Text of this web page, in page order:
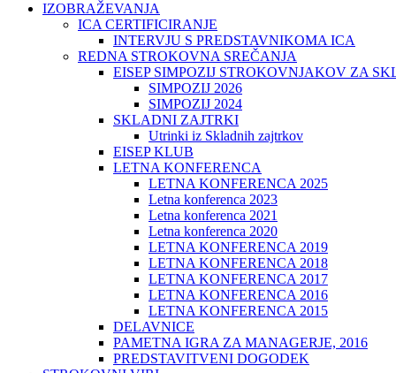
IZOBRAŽEVANJA
ICA CERTIFICIRANJE
INTERVJU S PREDSTAVNIKOMA ICA
REDNA STROKOVNA SREČANJA
EISEP SIMPOZIJ STROKOVNJAKOV ZA
SIMPOZIJ 2026
SIMPOZIJ 2024
SKLADNI ZAJTRKI
Utrinki iz Skladnih zajtrkov
EISEP KLUB
LETNA KONFERENCA
LETNA KONFERENCA 2025
Letna konferenca 2023
Letna konferenca 2021
Letna konferenca 2020
LETNA KONFERENCA 2019
LETNA KONFERENCA 2018
LETNA KONFERENCA 2017
LETNA KONFERENCA 2016
LETNA KONFERENCA 2015
DELAVNICE
PAMETNA IGRA ZA MANAGERJE, 2016
PREDSTAVITVENI DOGODEK